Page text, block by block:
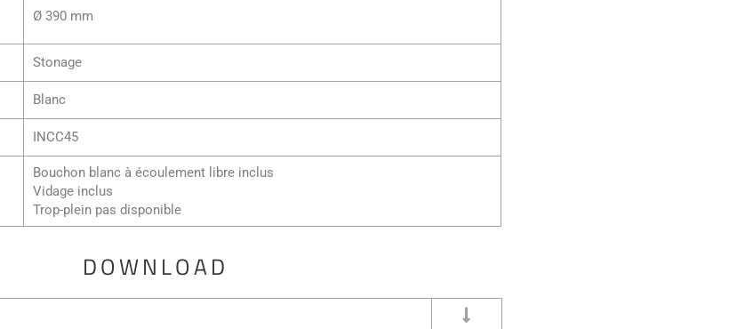
Ø 390 mm
Stonage
Blanc
INCC45
Bouchon blanc à écoulement libre inclus
Vidage inclus
Trop-plein pas disponible
DOWNLOAD